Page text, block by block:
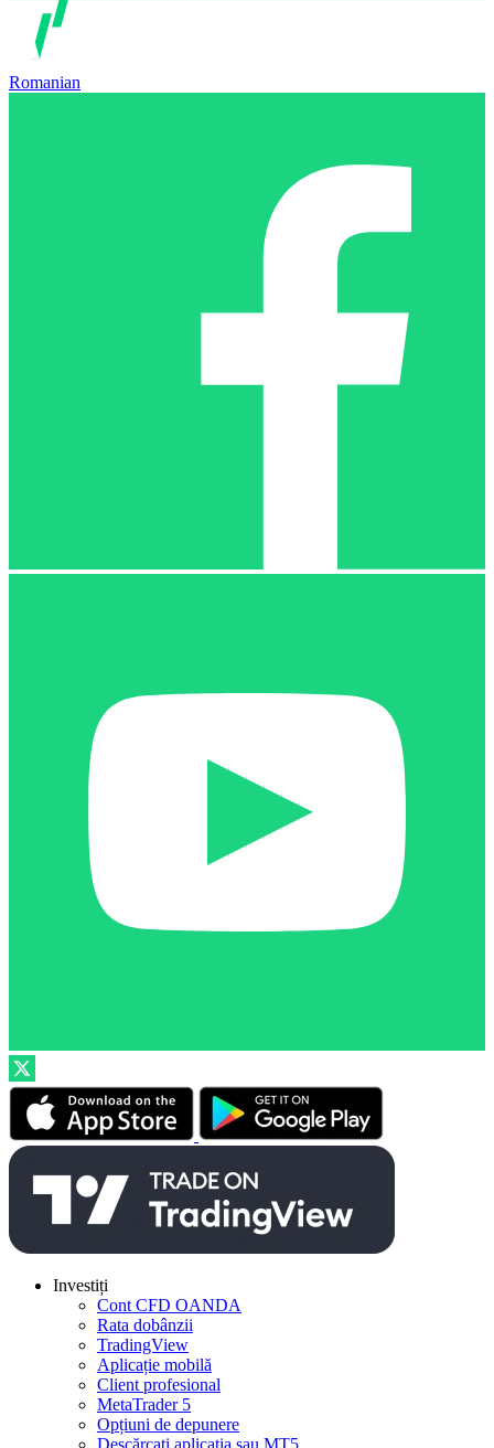
Romanian
Investiți
Cont CFD OANDA
Rata dobânzii
TradingView
Aplicație mobilă
Client profesional
MetaTrader 5
Opțiuni de depunere